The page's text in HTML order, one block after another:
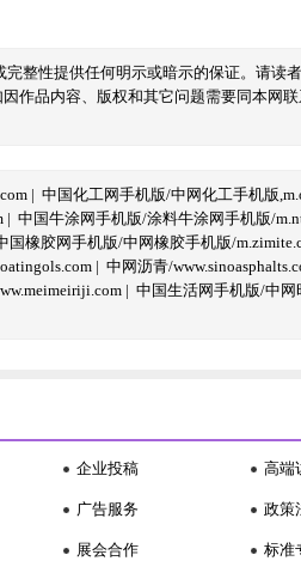
整性提供任何明示或暗示的保证。请读
作品内容、版权和其它问题需要同本网
| 中国化工网手机版/中网化工手机版
| 中国牛涂网手机版/涂料牛涂网手机版/
国橡胶网手机版/中网橡胶手机版/
| 中网沥青/
| 中国生活网手机版/中网
企业投稿
广告服务
展会合作
高端
政策
标准